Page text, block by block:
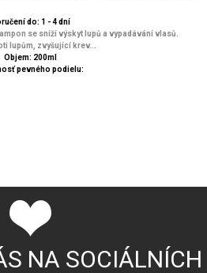
do: 1 - 4 dní
se sníží výskyt lupů a vypadávání vlasů.
lupům, zvyšující krev...
Objem: 200ml
pevného podielu:
NA SOCIÁLNÍCH